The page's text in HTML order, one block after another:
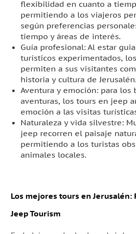
flexibilidad en cuanto a
permitiendo a los viajeros
según preferencias
tiempo y áreas de interés.
Guía profesional: Al estar
turísticos experimentados,
permiten a sus visitantes
historia y cultura de Jerusalén.
Aventura y emoción: para los
aventuras, los tours en jeep
emoción a las visitas
Naturaleza y vida silvestre:
jeep recorren el paisaje
permitiendo a los turistas
animales locales.
Los mejores tours en Jerusalén:
Jeep Tourism